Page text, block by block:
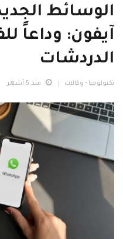
الوسائط
آيفون: وداعاً
الدردشات
تكنولوجيا - وكالات منذ 5 أشهر